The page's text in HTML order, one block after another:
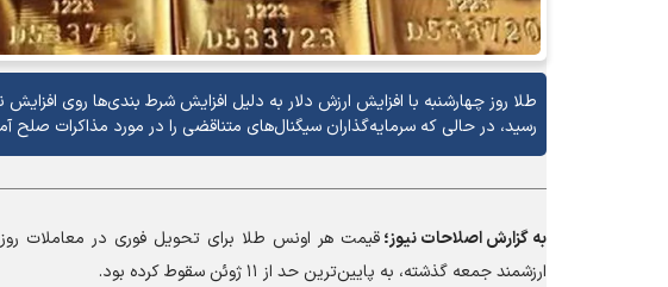
طلا روز چهارشنبه با افزایش ارزش دلار به دلیل افزایش شرط بندی‌ها روی افزایش
رسید، در حالی که سرمایه‌گذاران سیگنال‌های متناقضی را در مورد مذاکرات صلح
به گزارشاصلاحات نیوز؛
ارزشمند جمعه گذشته، به پایین‌ترین حد از ۱۱ ژوئن سقوط کرده بود.